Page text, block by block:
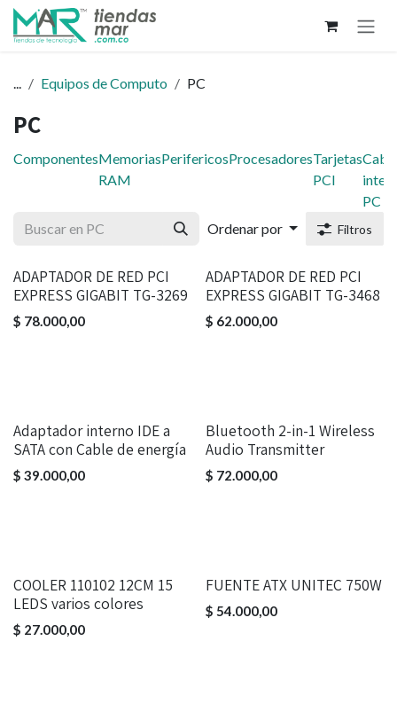
Ir al contenido
... Equipos de Computo PC
PC
ComponentesMemorias
RAM
PerifericosProcesadoresTarjetas
PCI
PC
Ordenar por
Filtros
ADAPTADOR DE RED PCI
EXPRESS GIGABIT TG-3269
$ 78.000,00
ADAPTADOR DE RED PCI
EXPRESS GIGABIT TG-3468
$ 62.000,00
Adaptador interno IDE a
SATA con Cable de energía
$ 39.000,00
Bluetooth 2-in-1 Wireless
Audio Transmitter
$ 72.000,00
COOLER 110102 12CM 15
LEDS varios colores
$ 27.000,00
FUENTE ATX UNITEC 750W
$ 54.000,00